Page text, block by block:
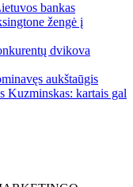
bankas
žengė į
dvikova
aukštaūgis
Kuzminskas: kartais gal